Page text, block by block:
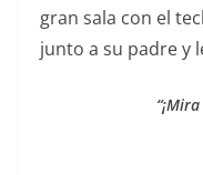
gran sala con el
junto a su padre y